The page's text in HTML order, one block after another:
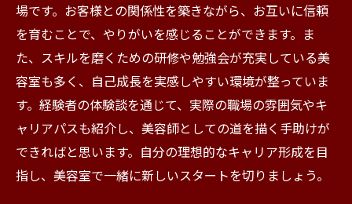
場です。お客様との関係性を築きながら、お互いに信頼
を育むことで、やりがいを感じることができます。ま
た、スキルを磨くための研修や勉強会が充実している美
容室も多く、自己成長を実感しやすい環境が整っていま
す。経験者の体験談を通じて、実際の職場の雰囲気やキ
ャリアパスも紹介し、美容師としての道を描く手助けが
できればと思います。自分の理想的なキャリア形成を目
指し、美容室で一緒に新しいスタートを切りましょう。